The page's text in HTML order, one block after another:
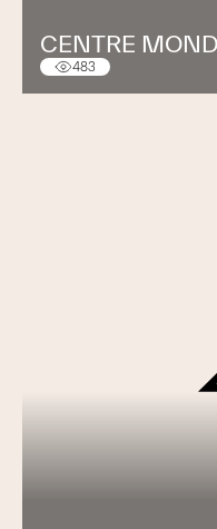
CENTRE
483